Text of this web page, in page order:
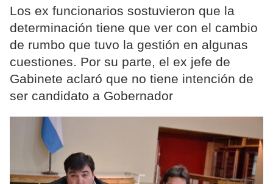
Los ex funcionarios sostuvieron que la
determinación tiene que ver con el cambio
de rumbo que tuvo la gestión en algunas
cuestiones. Por su parte, el ex jefe de
Gabinete aclaró que no tiene intención de
ser candidato a Gobernador